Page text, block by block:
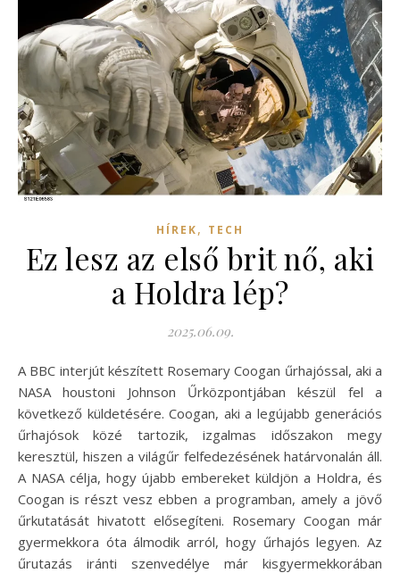
HÍREK, TECH
Ez lesz az első brit nő, aki
a Holdra lép?
2025.06.09.
A BBC interjút készített Rosemary Coogan űrhajóssal, aki a
NASA houstoni Johnson Űrközpontjában készül fel a
következő küldetésére. Coogan, aki a legújabb generációs
űrhajósok közé tartozik, izgalmas időszakon megy
keresztül, hiszen a világűr felfedezésének határvonalán áll.
A NASA célja, hogy újabb embereket küldjön a Holdra, és
Coogan is részt vesz ebben a programban, amely a jövő
űrkutatását hivatott elősegíteni. Rosemary Coogan már
gyermekkora óta álmodik arról, hogy űrhajós legyen. Az
űrutazás iránti szenvedélye már kisgyermekkorában